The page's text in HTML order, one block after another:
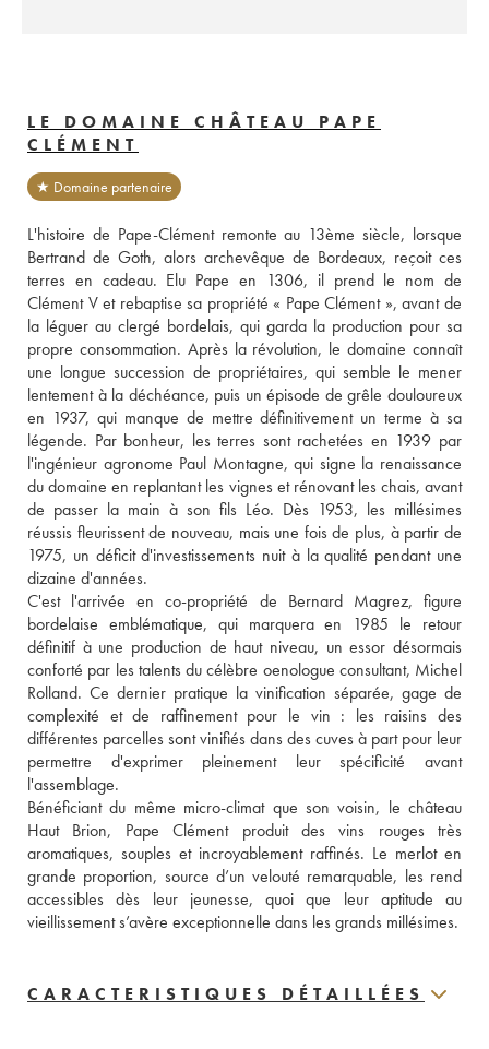
LE DOMAINE CHÂTEAU PAPE
CLÉMENT
★ Domaine partenaire
L'histoire de Pape-Clément remonte au 13ème siècle, lorsque
Bertrand de Goth, alors archevêque de Bordeaux, reçoit ces
terres en cadeau. Elu Pape en 1306, il prend le nom de
Clément V et rebaptise sa propriété « Pape Clément », avant de
la léguer au clergé bordelais, qui garda la production pour sa
propre consommation. Après la révolution, le domaine connaît
une longue succession de propriétaires, qui semble le mener
lentement à la déchéance, puis un épisode de grêle douloureux
en 1937, qui manque de mettre définitivement un terme à sa
légende. Par bonheur, les terres sont rachetées en 1939 par
l'ingénieur agronome Paul Montagne, qui signe la renaissance
du domaine en replantant les vignes et rénovant les chais, avant
de passer la main à son fils Léo. Dès 1953, les millésimes
réussis fleurissent de nouveau, mais une fois de plus, à partir de
1975, un déficit d'investissements nuit à la qualité pendant une
dizaine d'années.
C'est l'arrivée en co-propriété de Bernard Magrez, figure
bordelaise emblématique, qui marquera en 1985 le retour
définitif à une production de haut niveau, un essor désormais
conforté par les talents du célèbre oenologue consultant, Michel
Rolland. Ce dernier pratique la vinification séparée, gage de
complexité et de raffinement pour le vin : les raisins des
différentes parcelles sont vinifiés dans des cuves à part pour leur
permettre d'exprimer pleinement leur spécificité avant
l'assemblage.
Bénéficiant du même micro-climat que son voisin, le château
Haut Brion, Pape Clément produit des vins rouges très
aromatiques, souples et incroyablement raffinés. Le merlot en
grande proportion, source d’un velouté remarquable, les rend
accessibles dès leur jeunesse, quoi que leur aptitude au
vieillissement s’avère exceptionnelle dans les grands millésimes.
CARACTERISTIQUES DÉTAILLÉES